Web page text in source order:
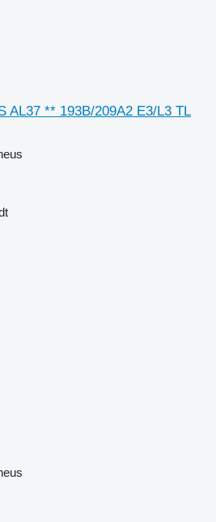
AL37 ** 193B/209A2 E3/L3 TL